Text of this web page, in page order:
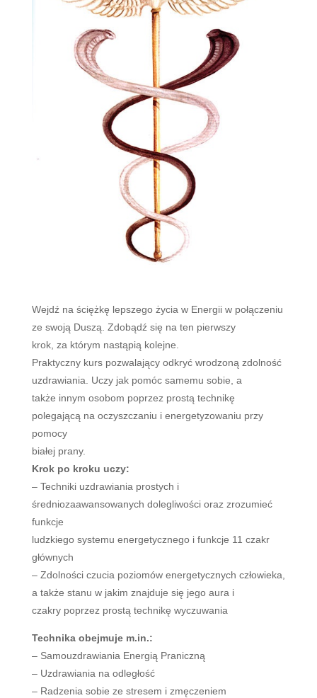
Wejdź na ściężkę lepszego życia w Energii w połączeniu
ze swoją Duszą. Zdobądź się na ten pierwszy
krok, za którym nastąpią kolejne.
Praktyczny kurs pozwalający odkryć wrodzoną zdolność
uzdrawiania. Uczy jak pomóc samemu sobie, a
także innym osobom poprzez prostą technikę
polegającą na oczyszczaniu i energetyzowaniu przy
pomocy
białej prany.
Krok po kroku uczy:
– Techniki uzdrawiania prostych i
średniozaawansowanych dolegliwości oraz zrozumieć
funkcje
ludzkiego systemu energetycznego i funkcje 11 czakr
głównych
– Zdolności czucia poziomów energetycznych człowieka,
a także stanu w jakim znajduje się jego aura i
czakry poprzez prostą technikę wyczuwania
Technika obejmuje m.in.:
– Samouzdrawiania Energią Praniczną
– Uzdrawiania na odległość
– Radzenia sobie ze stresem i zmęczeniem